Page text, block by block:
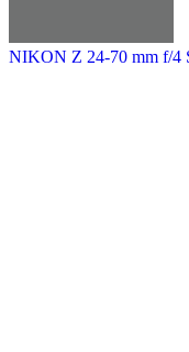
NIKON Z 24-70 mm f/4